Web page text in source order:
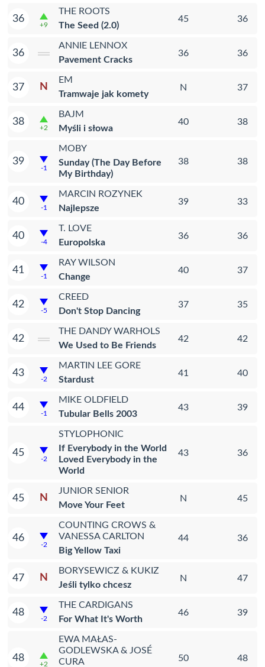
36
+9
THE ROOTS
The Seed (2.0)
45 36
36
ANNIE LENNOX
Pavement Cracks
36 36
37 N
EM
Tramwaje jak komety
N 37
38
+2
BAJM
Myśli i słowa
40 38
39
-1
MOBY
Sunday (The Day Before
My Birthday)
38 38
40
-1
MARCIN ROZYNEK
Najlepsze
39 33
40
-4
T. LOVE
Europolska
36 36
41
-1
RAY WILSON
Change
40 37
42
-5
CREED
Don't Stop Dancing
37 35
42
THE DANDY WARHOLS
We Used to Be Friends
42 42
43
-2
MARTIN LEE GORE
Stardust
41 40
44
-1
MIKE OLDFIELD
Tubular Bells 2003
43 39
45
-2
STYLOPHONIC
If Everybody in the World
Loved Everybody in the
World
43 36
45 N
JUNIOR SENIOR
Move Your Feet
N 45
46
-2
COUNTING CROWS &
VANESSA CARLTON
Big Yellow Taxi
44 36
47 N
BORYSEWICZ & KUKIZ
Jeśli tylko chcesz
N 47
48
-2
THE CARDIGANS
For What It's Worth
46 39
48
+2
EWA MAŁAS-
GODLEWSKA & JOSÉ
CURA
50 48